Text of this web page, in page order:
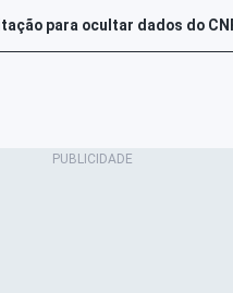
para ocultar dados do